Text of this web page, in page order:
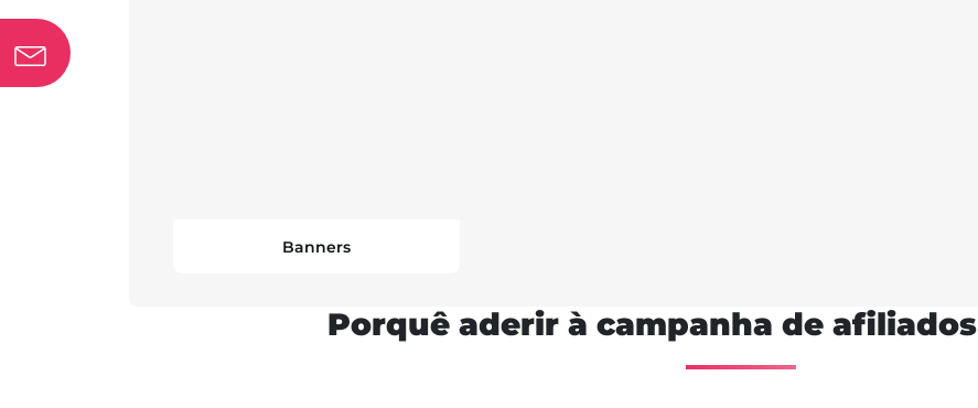
Banners
Porquê aderir à campanha de afiliados